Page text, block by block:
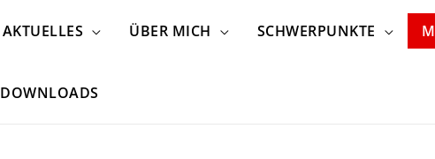
AKTUELLES ÜBER MICH SCHWERPUNKTE
DOWNLOADS